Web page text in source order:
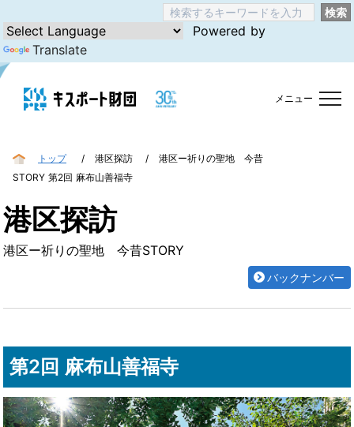
検索
Powered by
Translate
メニュー
トップ 港区探訪
港区ー祈りの聖地 今昔
STORY 第2回 麻布山善福寺
港区探訪
港区ー祈りの聖地 今昔STORY
バックナンバー
第2回 麻布山善福寺